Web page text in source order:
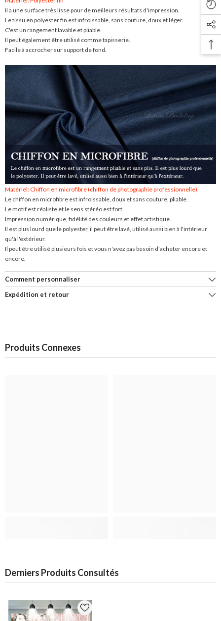
Il a une surface très lisse pour de meilleurs résultats d'impression.
Le tissu en polyester fin est infroissable, sans couture, doux et léger.
C'est un rangement lavable et pliable.
Il peut également être utilisé comme tapisserie.
Facile à accrocher sur support de fond.
Matériel: Chiffon en microfibre (chiffon de photographie professionnelle)
Le chiffon en microfibre est infroissable, doux et sans couture, pliable.
Le motif est réaliste et le sens stéréo est fort.
Impression numérique, fidélité des couleurs et effet artistique.
Il est plus lourd que le polyester, il peut être lavé, utilisé aussi bien à l'intérieur
qu'à l'extérieur.
Il peut être utilisé plusieurs fois et vous n'avez pas besoin d'acheter encore et
encore.
Comment personnaliser
Expédition et retour
Produits Connexes
Derniers Produits Consultés